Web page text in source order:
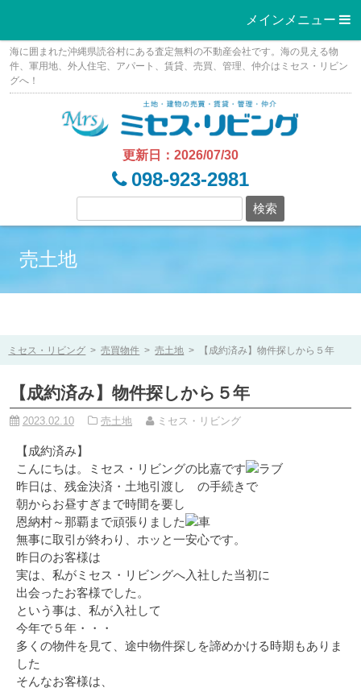
メインメニュー 
Skip
content
海に囲まれた沖縄県読谷村にある査定無料の不動産会社です。海の見える物
件、軍用地、外人住宅、アパート、賃貸、売買、管理、仲介はミセス・リビン
グへ！
更新日：2026/07/30
098-923-2981
売土地
ミセス・リビング > 売買物件 > 売土地 > 【成約済み】物件探しから５年
【成約済み】物件探しから５年
2023.02.10 売土地 ミセス・リビング
【成約済み】
こんにちは。ミセス・リビングの比嘉です
昨日は、残金決済・土地引渡し の手続きで
朝からお昼すぎまで時間を要し
恩納村～那覇まで頑張りました
無事に取引が終わり、ホッと一安心です。
昨日のお客様は
実は、私がミセス・リビングへ入社した当初に
出会ったお客様でした。
という事は、私が入社して
今年で５年・・・
多くの物件を見て、途中物件探しを諦めかける時期もありま
した
そんなお客様は、